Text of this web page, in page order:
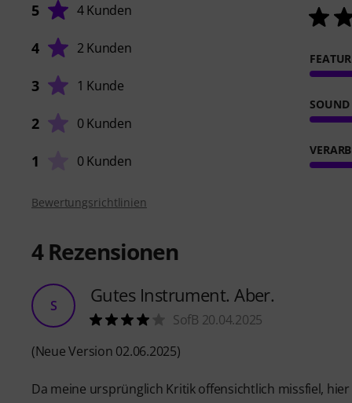
5 4 Kunden
4 2 Kunden
3 1 Kunde
2 0 Kunden
1 0 Kunden
SOUND
Bewertungsrichtlinien
4Rezensionen
S Gutes Instrument. Aber.
SofB 20.04.2025
(Neue Version 02.06.2025)
Da meine ursprünglich Kritik offensichtlich missfiel,